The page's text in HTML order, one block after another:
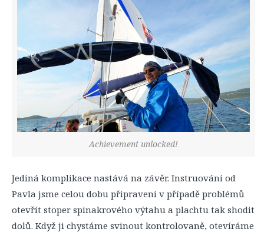
Achievement unlocked!
Jediná komplikace nastává na závěr. Instruováni od
Pavla jsme celou dobu připraveni v případě problémů
otevřít stoper spinakrového výtahu a plachtu tak shodit
dolů. Když ji chystáme svinout kontrolovaně, otevíráme